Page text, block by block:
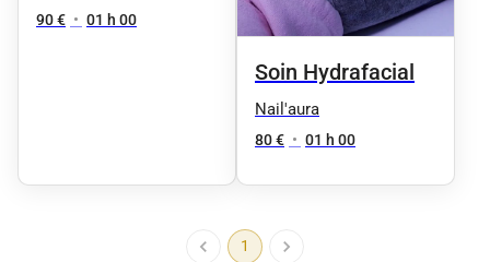
90 € • 01 h 00
Soin Hydrafacial
Nail'aura
80 € • 01 h 00
1